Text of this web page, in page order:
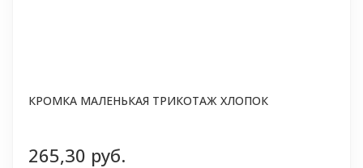
КРОМКА МАЛЕНЬКАЯ ТРИКОТАЖ ХЛОПОК
265,30 руб.